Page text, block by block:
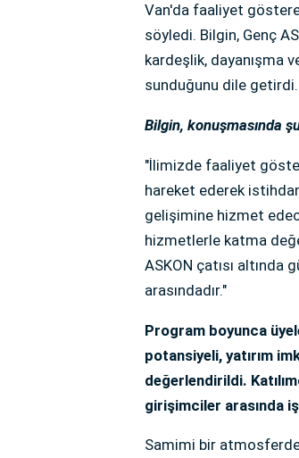
Van'da faaliyet
söyledi. Bilgin, Genç
kardeşlik, dayanışma
sunduğunu dile getirdi.
Bilgin, konuşmasında
"İlimizde faaliyet
hareket ederek
gelişimine hizmet
hizmetlerle katma
ASKON çatısı
arasındadır."
Program boyunca
potansiyeli, yatırım
değerlendirildi.
girişimciler arasında
Samimi bir